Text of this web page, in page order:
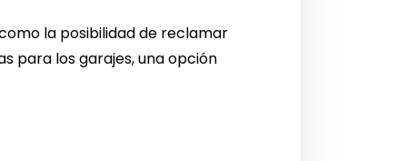
la posibilidad de reclamar
para los garajes, una opción